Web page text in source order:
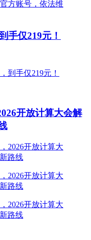
手仅219元！
开放计算大会解